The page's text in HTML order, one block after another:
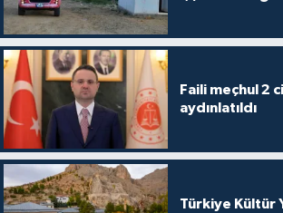
Faili meçhul 2
aydınlatıldı
Türkiye Kültür